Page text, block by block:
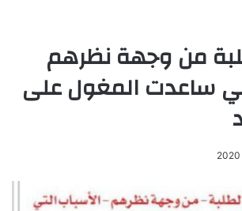
من وجهة نظرهم
ساعدت المغول على